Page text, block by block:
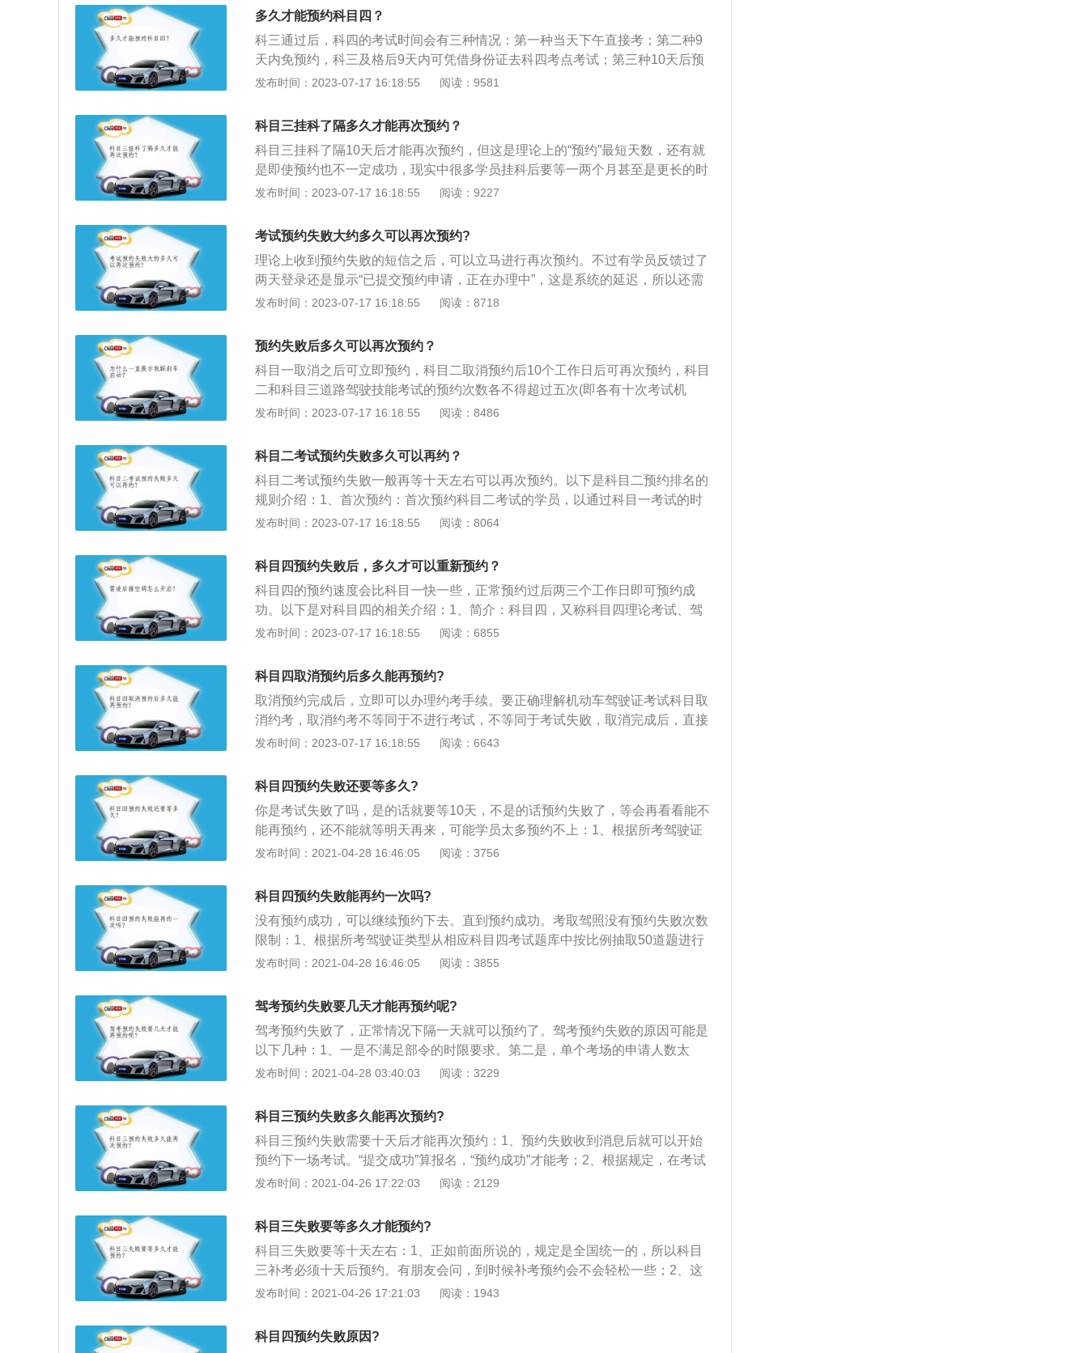
自助预约考试，并在车辆管理所和互联网公开考试预约计划、预约人数和考试人
数等情况。
科目考试一次，考试不合格的，可以补考一次，不参加补考或者补考后仍然不合
格的，本次考试终止，申请人应当重新预约考试，要在科目二、科目三考试结束
的十日后预约。如果考试成绩不合格，在考完的第二天起算，10天之后才可以再
次预约。注意在学习驾驶证的有效期限内，科目二、科目三的道路驾驶技能考试
预约的次数不能超过五次，如果在五次预约的考试机会中都没有通过，要重新学
排队时间来确定，由系统自动安排。在预约考试的时候，系统会优先安排三年期
限快到的学员，让他们优先考试。在系统安排好预约后，会公示预约的结果。科
目三的考试细节：1、上车和起步准备。上车前逆时针绕车一周半是必须的，此
档，中途停车也要记得一档起步。2、灯光。灯光考试，就那么十来个指令，死
一紧张走神题目会听差。3、转向灯。路口左右转、变道、调头、超车、靠边停
车的转向灯，一定要等指令结束后打。
多久才能预约科目四？
科三通过后，科四的考试时间会有三种情况：第一种当天下午直接考；第二种9
天内免预约，科三及格后9天内可凭借身份证去科四考点考试；第三种10天后预
约，预约能否成功，和当前考试人数、学员优先级及考场临时性安排有关。具体
是机动车驾驶证考核的一部分。主要内容包括：安全文明驾驶操作要求、恶劣气
象和复杂道路条件下的安全驾驶知识、爆胎等紧急情况下的临危处理方法，以及
发生交通事故后的处理知识等。科目四考试试卷由50道题组成，题目以案例、图
片、动画等形式为主，满分100分，90分合格。
发布时间：2023-07-17 16:18:55 阅读：9581
科目三挂科了隔多久才能再次预约？
科目三挂科了隔10天后才能再次预约，但这是理论上的“预约”最短天数，还有就
是即使预约也不一定成功，现实中很多学员挂科后要等一两个月甚至是更长的时
间才能再次考试。科目三简介：科目三考试，属于道路驾驶技能考试，即学员常
也是驾照考试中比较难的一个环节。科目三考试注意事项：上车前要环车一圈确
认安全。起步要开左转向灯。灯光模拟需在语音播报后，5秒内开启相应灯光。
要提前踩刹车的地方：直行路口、公交车站、人行横道、学校区域、左右转弯、
掉头、会车。考试结束后，记得关闭所有灯光。稳妥起见，等听到“考试结束，成
绩合格”后，再松开安全带。
发布时间：2023-07-17 16:18:55 阅读：9227
考试预约失败大约多久可以再次预约?
理论上收到预约失败的短信之后，可以立马进行再次预约。不过有学员反馈过了
两天登录还是显示“已提交预约申请，正在办理中”，这是系统的延迟，所以还需
要学员耐心地等待更新，一般几天内就可以。首次预约：首次预约科目一考试的
次预约科目考试的以上次考试时间为排序时间。取消预约：考试预约成功的用户
因自身原因取消预约的以取消预约时间为排序时间。
发布时间：2023-07-17 16:18:55 阅读：8718
预约失败后多久可以再次预约？
科目一取消之后可立即预约，科目二取消预约后10个工作日后可再次预约，科目
二和科目三道路驾驶技能考试的预约次数各不得超过五次(即各有十次考试机
会)。第五次预约考试仍不合格，已考试合格的别的科目成绩作废，学员需要重新
驶证考核的一部分。科目二又称小路考，是机动车驾驶证考核的一部分，是场地
驾驶技能考试科目的简称，汽车C1、C2考试项目包括倒车入库、侧方停车、坡
道定点停车和起步、直角转弯、曲线行驶(俗称S弯)五项必考。科目三又称大路
考，是机动车驾驶人考试中的道路驾驶技能考试。科目四又称科目四理论考试、
驾驶员理论考试。
发布时间：2023-07-17 16:18:55 阅读：8486
科目二考试预约失败多久可以再约？
科目二考试预约失败一般再等十天左右可以再次预约。以下是科目二预约排名的
规则介绍：1、首次预约：首次预约科目二考试的学员，以通过科目一考试的时
间为进行科目二的排序时间。2、非首次预约：非首次预约科目二考试的学员，
学员因自身原因如果取消预约，那么则以取消预约的时间为基础来进行排序时
发布时间：2023-07-17 16:18:55 阅读：8064
科目四预约失败后，多久才可以重新预约？
科目四的预约速度会比科目一快一些，正常预约过后两三个工作日即可预约成
功。以下是对科目四的相关介绍：1、简介：科目四，又称科目四理论考试、驾
驶员理论考试，是机动车驾驶证考核的一部分。《中华人民共和国公安部令第13
考试，俗称“科目四”，考量“车德”。2、考试内容：主要内容包括：安全文明驾驶
操作要求、恶劣气象和复杂道路条件下的安全驾驶知识、爆胎等紧急情况下的临
危处理方法，以及发生交通事故后的处理知识等。
发布时间：2023-07-17 16:18:55 阅读：6855
科目四取消预约后多久能再预约?
取消预约完成后，立即可以办理约考手续。要正确理解机动车驾驶证考试科目取
消约考，取消约考不等同于不进行考试，不等同于考试失败，取消完成后，直接
可通过手机软件或者是到驾校约考。拓展资料：1、在预约申请期内，学员可登
预约申请。2、如学员考试预约确认后须取消，可在预约的考试日期三个工作
日，本人带好身份证原件（外地户籍需暂住证）或驾校办证人员至市车管所考试
业务窗口进行取消，下次预约申请时至少要间隔一个预约周期以上。若未按时取
消，则作不合格处理。
发布时间：2023-07-17 16:18:55 阅读：6643
科目四预约失败还要等多久?
你是考试失败了吗，是的话就要等10天，不是的话预约失败了，等会再看看能不
能再预约，还不能就等明天再来，可能学员太多预约不上：1、根据所考驾驶证
类型从相应科目四考试题库中按比例抽取50道题进行答题，汽车驾驶证从800道
过程中12分（6道题），即终止考试；3、错题（1-10题）、单项选择题（11-40
题）、多项选择题（41-50题）的考试类型包括图片题、情境识别题、文本叙述
题；
发布时间：2021-04-28 16:46:05 阅读：3756
科目四预约失败能再约一次吗?
没有预约成功，可以继续预约下去。直到预约成功。考取驾照没有预约失败次数
限制：1、根据所考驾驶证类型从相应科目四考试题库中按比例抽取50道题进行
答题，汽车驾驶证从800道题中抽取，大车类驾照从1023题中抽取，每题2分；
0题）、单项选择题（11-40题）、多项选择题（41-50题）的考试类型包括图片
题、情境识别题、文本叙述题；
发布时间：2021-04-28 16:46:05 阅读：3855
驾考预约失败要几天才能再预约呢?
驾考预约失败了，正常情况下隔一天就可以预约了。驾考预约失败的原因可能是
以下几种：1、一是不满足部令的时限要求。第二是，单个考场的申请人数太
多；2、当单场考试申请人数大于该考场的考试计划数量时，排名靠后的学员将
只能成功一次考试，其他四场考试会被提示预约失败。
发布时间：2021-04-28 03:40:03 阅读：3229
科目三预约失败多久能再次预约?
科目三预约失败需要十天后才能再次预约：1、预约失败收到消息后就可以开始
预约下一场考试。“提交成功”算报名，“预约成功”才能考；2、根据规定，在考试
预约计划量未约满的情况下，考试前3个工作日为考试预约截止时间，公布预约
时间，公布预约考试结果；学员只有在预约失败或取消预约后，方可重新预约考
试时间、考场。
发布时间：2021-04-26 17:22:03 阅读：2129
科目三失败要等多久才能预约?
科目三失败要等十天左右：1、正如前面所说的，规定是全国统一的，所以科目
三补考必须十天后预约。有朋友会问，到时候补考预约会不会轻松一些；2、这
个很难说，因为是系统自动分配，并且按照挂科那一天来排序。科目三补考不仅
来说，科目三补考费大概在300-400元左右，当然这个并不是唯一标准，因为补
考费没有统一，各个地方的补考费都有所差异。
发布时间：2021-04-26 17:21:03 阅读：1943
科目四预约失败原因?